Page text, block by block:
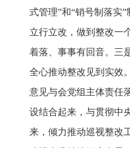
式管理”和“销号制落实”
立行立改，做到整改一
着落、事事有回音。三
全心推动整改见到实效
意见与会党组主体责任
设结合起来，与贯彻中
来，倾力推动巡视整改